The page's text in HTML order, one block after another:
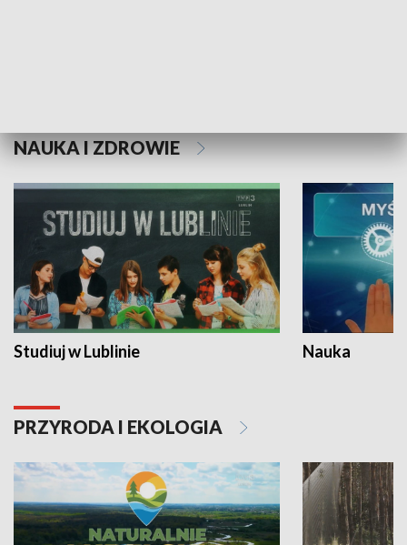
NAUKA I ZDROWIE
Studiuj w Lublinie Nauka
PRZYRODA I EKOLOGIA